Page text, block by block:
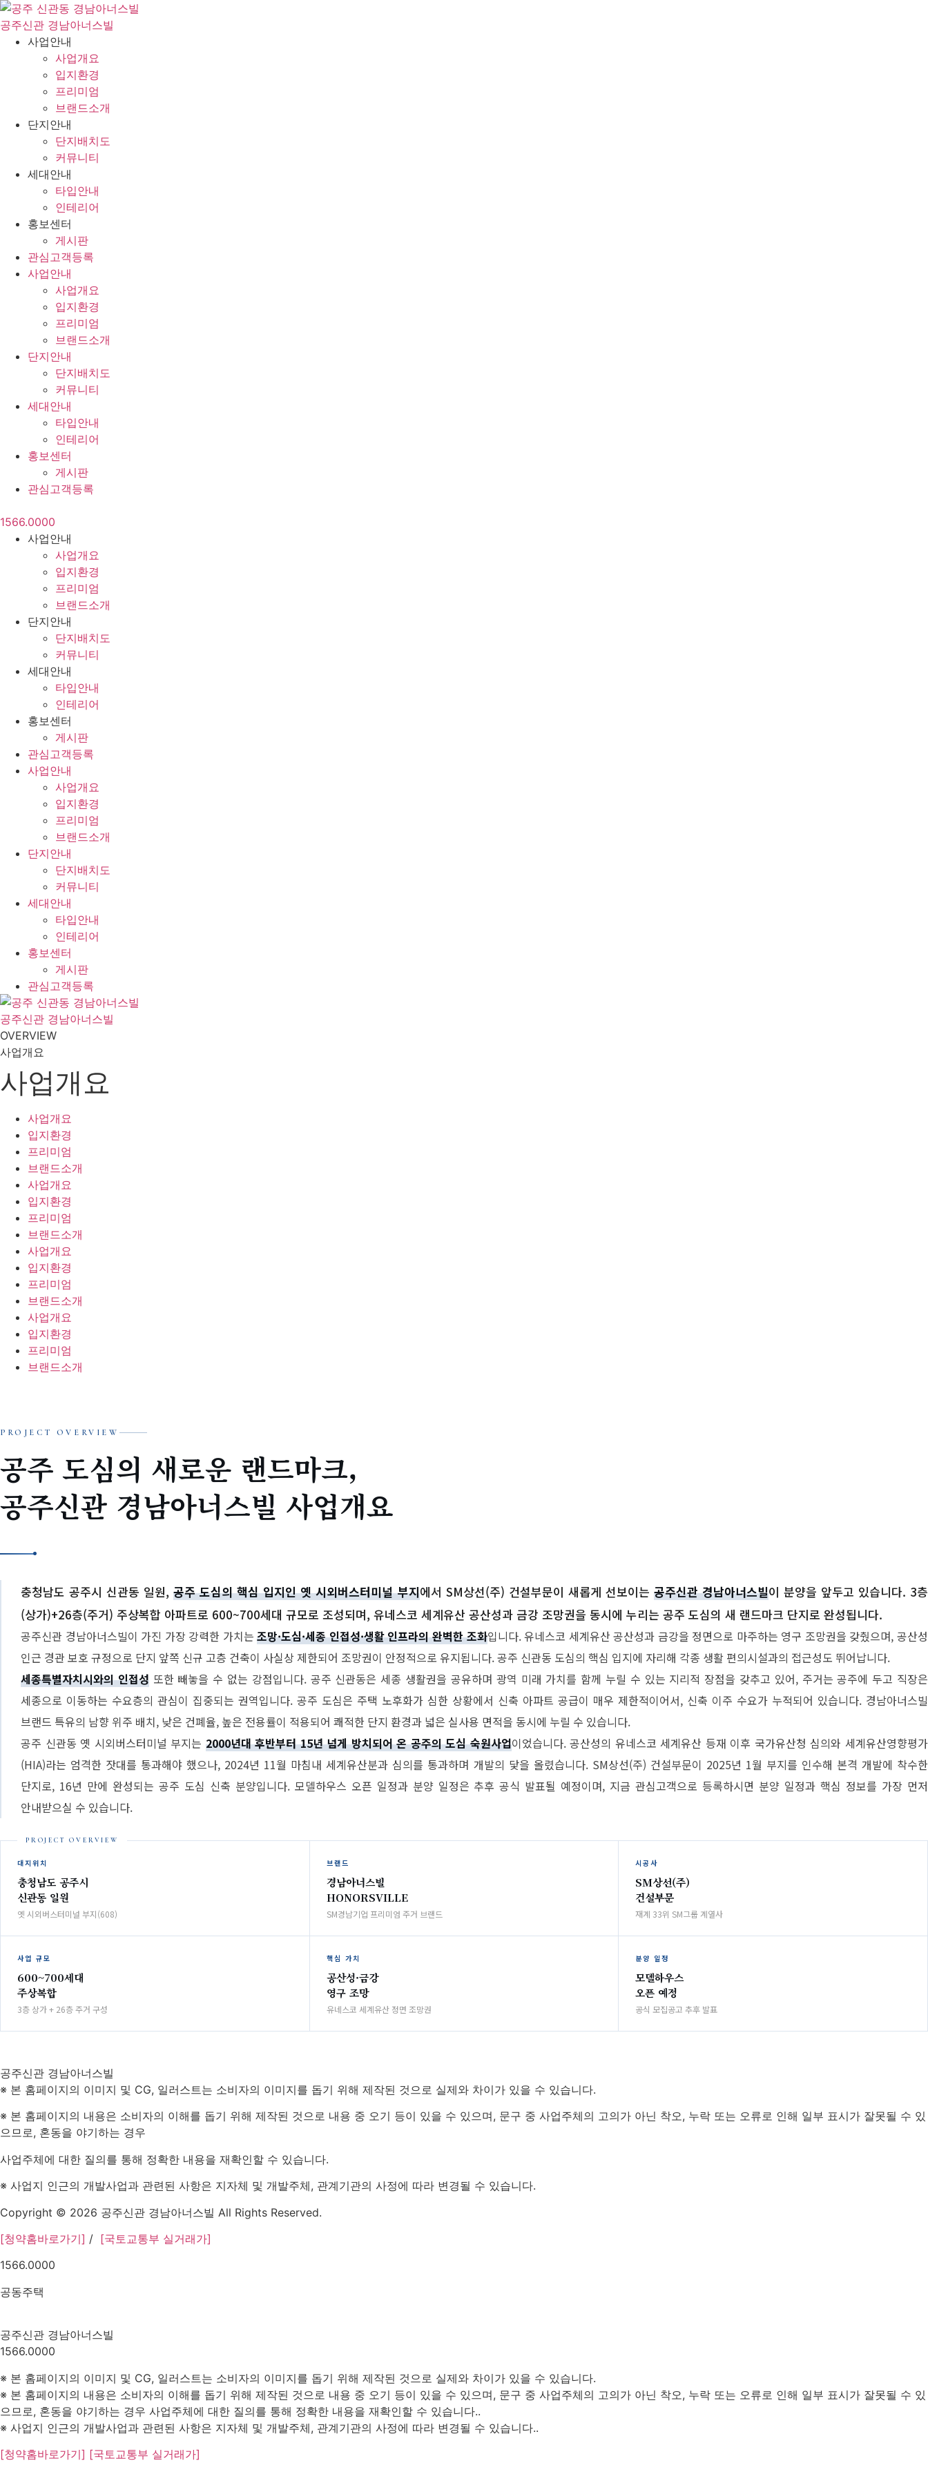
콘
텐
공주신관 경남아너스빌
사업안내
사업개요
입지환경
프리미엄
브랜드소개
단지안내
단지배치도
커뮤니티
세대안내
타입안내
인테리어
홍보센터
게시판
관심고객등록
사업안내
사업개요
입지환경
프리미엄
브랜드소개
단지안내
단지배치도
커뮤니티
세대안내
타입안내
인테리어
홍보센터
게시판
관심고객등록
1566.0000
사업안내
사업개요
입지환경
프리미엄
브랜드소개
단지안내
단지배치도
커뮤니티
세대안내
타입안내
인테리어
홍보센터
게시판
관심고객등록
사업안내
사업개요
입지환경
프리미엄
브랜드소개
단지안내
단지배치도
커뮤니티
세대안내
타입안내
인테리어
홍보센터
게시판
관심고객등록
공주신관 경남아너스빌
OVERVIEW
사업개요
사업개요
사업개요
입지환경
프리미엄
브랜드소개
사업개요
입지환경
프리미엄
브랜드소개
사업개요
입지환경
프리미엄
브랜드소개
사업개요
입지환경
프리미엄
브랜드소개
PROJECT OVERVIEW
공주 도심의 새로운 랜드마크,
공주신관 경남아너스빌 사업개요
충청남도 공주시 신관동 일원,공주 도심의 핵심 입지인 옛 시외버스터미널 부지에서 SM상선(주) 건설부문이 새롭게 선보이는 공주신관 경남아너스빌이 분양을 앞두고 있습니다. 3층
(상가)+26층(주거) 주상복합 아파트로 600~700세대 규모로 조성되며, 유네스코 세계유산 공산성과 금강 조망권을 동시에 누리는 공주 도심의 새 랜드마크 단지로 완성됩니다.
공주신관 경남아너스빌이 가진 가장 강력한 가치는조망·도심·세종 인접성·생활 인프라의 완벽한 조화입니다. 유네스코 세계유산 공산성과 금강을 정면으로 마주하는 영구 조망권을 갖췄으며, 공산성
인근 경관 보호 규정으로 단지 앞쪽 신규 고층 건축이 사실상 제한되어 조망권이 안정적으로 유지됩니다. 공주 신관동 도심의 핵심 입지에 자리해 각종 생활 편의시설과의 접근성도 뛰어납니다.
세종특별자치시와의 인접성또한 빼놓을 수 없는 강점입니다. 공주 신관동은 세종 생활권을 공유하며 광역 미래 가치를 함께 누릴 수 있는 지리적 장점을 갖추고 있어, 주거는 공주에 두고 직장은
세종으로 이동하는 수요층의 관심이 집중되는 권역입니다. 공주 도심은 주택 노후화가 심한 상황에서 신축 아파트 공급이 매우 제한적이어서, 신축 이주 수요가 누적되어 있습니다. 경남아너스빌
브랜드 특유의 남향 위주 배치, 낮은 건폐율, 높은 전용률이 적용되어 쾌적한 단지 환경과 넓은 실사용 면적을 동시에 누릴 수 있습니다.
공주 신관동 옛 시외버스터미널 부지는 2000년대 후반부터 15년 넘게 방치되어 온 공주의 도심 숙원사업이었습니다. 공산성의 유네스코 세계유산 등재 이후 국가유산청 심의와 세계유산영향평가
(HIA)라는 엄격한 잣대를 통과해야 했으나, 2024년 11월 마침내 세계유산분과 심의를 통과하며 개발의 닻을 올렸습니다. SM상선(주) 건설부문이 2025년 1월 부지를 인수해 본격 개발에 착수한
단지로, 16년 만에 완성되는 공주 도심 신축 분양입니다. 모델하우스 오픈 일정과 분양 일정은 추후 공식 발표될 예정이며, 지금 관심고객으로 등록하시면 분양 일정과 핵심 정보를 가장 먼저
안내받으실 수 있습니다.
대지위치
충청남도 공주시
신관동 일원
옛 시외버스터미널 부지(608)
브랜드
경남아너스빌
HONORSVILLE
SM경남기업 프리미엄 주거 브랜드
시공사
SM상선(주)
건설부문
재계 33위 SM그룹 계열사
사업 규모
600~700세대
주상복합
3층 상가 + 26층 주거 구성
핵심 가치
공산성·금강
영구 조망
유네스코 세계유산 정면 조망권
분양 일정
모델하우스
오픈 예정
공식 모집공고 추후 발표
공주신관 경남아너스빌
※ 본 홈페이지의 이미지 및 CG, 일러스트는 소비자의 이미지를 돕기 위해 제작된 것으로 실제와 차이가 있을 수 있습니다.
※ 본 홈페이지의 내용은 소비자의 이해를 돕기 위해 제작된 것으로 내용 중 오기 등이 있을 수 있으며, 문구 중 사업주체의 고의가 아닌 착오, 누락 또는 오류로 인해 일부 표시가 잘못될 수 있
으므로, 혼동을 야기하는 경우
사업주체에 대한 질의를 통해 정확한 내용을 재확인할 수 있습니다.
※ 사업지 인근의 개발사업과 관련된 사항은 지자체 및 개발주체, 관계기관의 사정에 따라 변경될 수 있습니다.
Copyright © 2026 공주신관 경남아너스빌 All Rights Reserved.
[청약홈바로가기] / [국토교통부 실거래가]
1566.0000
공동주택
공주신관 경남아너스빌
1566.0000
※ 본 홈페이지의 이미지 및 CG, 일러스트는 소비자의 이미지를 돕기 위해 제작된 것으로 실제와 차이가 있을 수 있습니다.
※ 본 홈페이지의 내용은 소비자의 이해를 돕기 위해 제작된 것으로 내용 중 오기 등이 있을 수 있으며, 문구 중 사업주체의 고의가 아닌 착오, 누락 또는 오류로 인해 일부 표시가 잘못될 수 있
으므로, 혼동을 야기하는 경우 사업주체에 대한 질의를 통해 정확한 내용을 재확인할 수 있습니다..
※ 사업지 인근의 개발사업과 관련된 사항은 지자체 및 개발주체, 관계기관의 사정에 따라 변경될 수 있습니다..
[청약홈바로가기] [국토교통부 실거래가]